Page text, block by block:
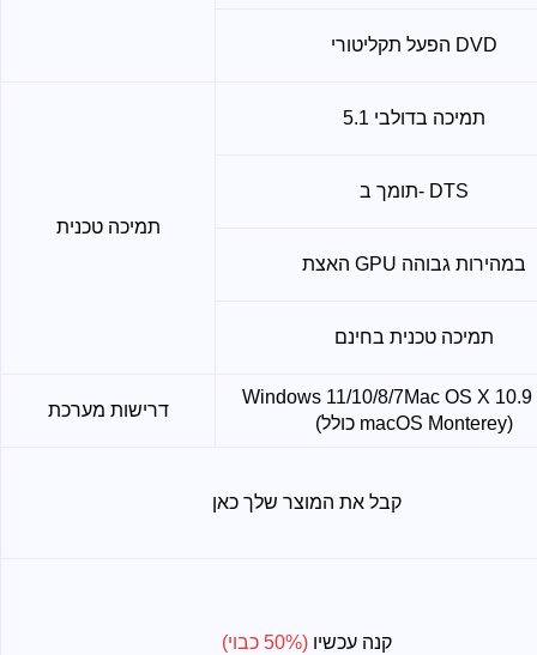
הפעל תקליטורי DVD
תמיכה טכנית
תמיכה בדולבי 5.1
תומך ב- DTS
האצת GPU במהירות גבוהה
תמיכה טכנית בחינם
דרישות מערכת
Windows 11/10/8/7Mac OS X 10.9 ומעלה
(כולל macOS Monterey)
קבל את המוצר שלך כאן
קנה עכשיו (50% כבוי)